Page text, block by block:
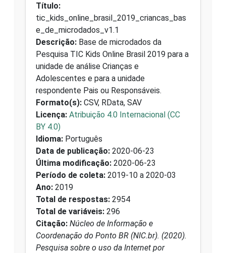
Título:
tic_kids_online_brasil_2019_criancas_bas
e_de_microdados_v1.1
Descrição: Base de microdados da
Pesquisa TIC Kids Online Brasil 2019 para a
unidade de análise Crianças e
Adolescentes e para a unidade
respondente Pais ou Responsáveis.
Formato(s): CSV, RData, SAV
Licença: Atribuição 4.0 Internacional (CC
BY 4.0)
Idioma: Português
Data de publicação: 2020-06-23
Última modificação: 2020-06-23
Período de coleta: 2019-10 a 2020-03
Ano: 2019
Total de respostas: 2954
Total de variáveis: 296
Citação: Núcleo de Informação e
Coordenação do Ponto BR (NIC.br). (2020).
Pesquisa sobre o uso da Internet por